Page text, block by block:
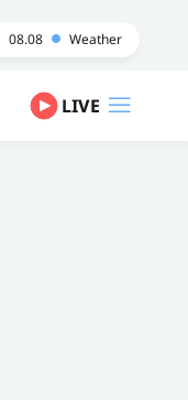
08.08 Weather
LIVE